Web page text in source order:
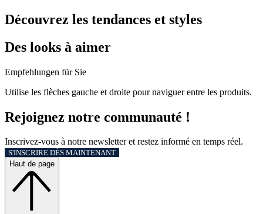
Découvrez les tendances et styles
Des looks à aimer
Empfehlungen für Sie
Utilise les flèches gauche et droite pour naviguer entre les produits.
Rejoignez notre communauté !
Inscrivez-vous à notre newsletter et restez informé en temps réel.
S'INSCRIRE DÈS MAINTENANT
Haut de page